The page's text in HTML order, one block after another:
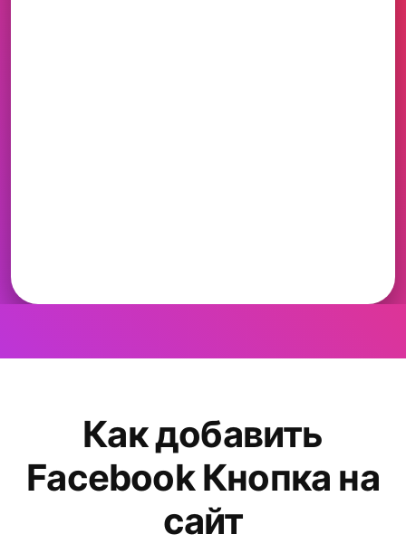
Как добавить
Facebook Кнопка на
сайт